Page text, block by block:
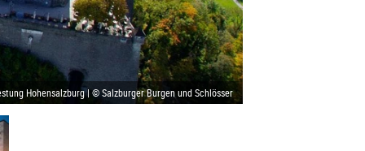
Hohensalzburg | © Salzburger Burgen und Schlösser